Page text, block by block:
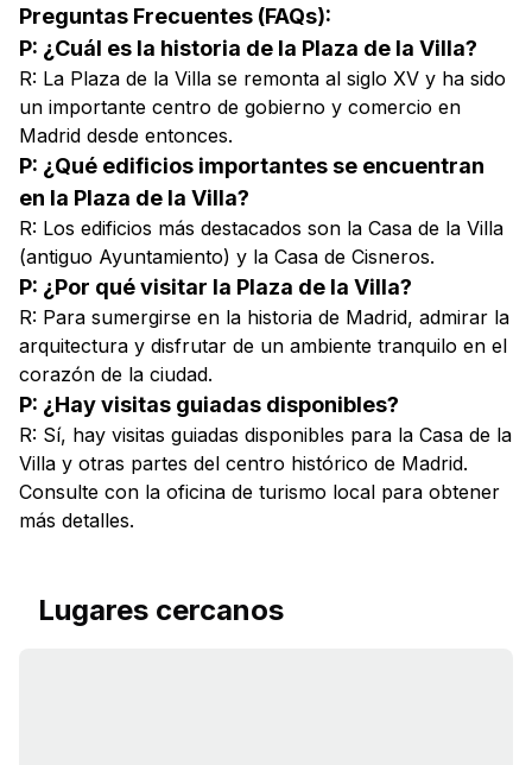
Preguntas Frecuentes (FAQs):
P: ¿Cuál es la historia de la Plaza de la Villa?
R: La Plaza de la Villa se remonta al siglo XV y ha sido
un importante centro de gobierno y comercio en
Madrid desde entonces.
P: ¿Qué edificios importantes se encuentran
en la Plaza de la Villa?
R: Los edificios más destacados son la Casa de la Villa
(antiguo Ayuntamiento) y la Casa de Cisneros.
P: ¿Por qué visitar la Plaza de la Villa?
R: Para sumergirse en la historia de Madrid, admirar la
arquitectura y disfrutar de un ambiente tranquilo en el
corazón de la ciudad.
P: ¿Hay visitas guiadas disponibles?
R: Sí, hay visitas guiadas disponibles para la Casa de la
Villa y otras partes del centro histórico de Madrid.
Consulte con la oficina de turismo local para obtener
más detalles.
Lugares cercanos